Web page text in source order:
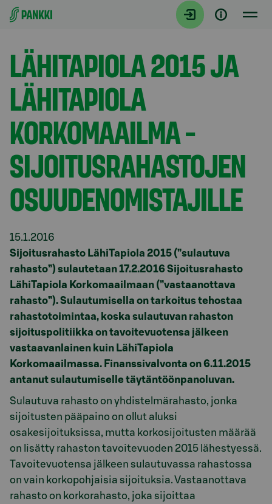
Siirry suoraan sisältöön
Tiedotteet
LÄHITAPIOLA 2015 JA
LÄHITAPIOLA
KORKOMAAILMA -
SIJOITUSRAHASTOJEN
OSUUDENOMISTAJILLE
15.1.2016
Sijoitusrahasto LähiTapiola 2015 (”sulautuva
rahasto”) sulautetaan 17.2.2016 Sijoitusrahasto
LähiTapiola Korkomaailmaan (”vastaanottava
rahasto”). Sulautumisella on tarkoitus tehostaa
rahastotoimintaa, koska sulautuvan rahaston
sijoituspolitiikka on tavoitevuotensa jälkeen
vastaavanlainen kuin LähiTapiola
Korkomaailmassa. Finanssivalvonta on 6.11.2015
antanut sulautumiselle täytäntöönpanoluvan.
Sulautuva rahasto on yhdistelmärahasto, jonka
sijoitusten pääpaino on ollut aluksi
osakesijoituksissa, mutta korkosijoitusten määrää
on lisätty rahaston tavoitevuoden 2015 lähestyessä.
Tavoitevuotensa jälkeen sulautuvassa rahastossa
on vain korkopohjaisia sijoituksia. Vastaanottava
rahasto on korkorahasto, joka sijoittaa